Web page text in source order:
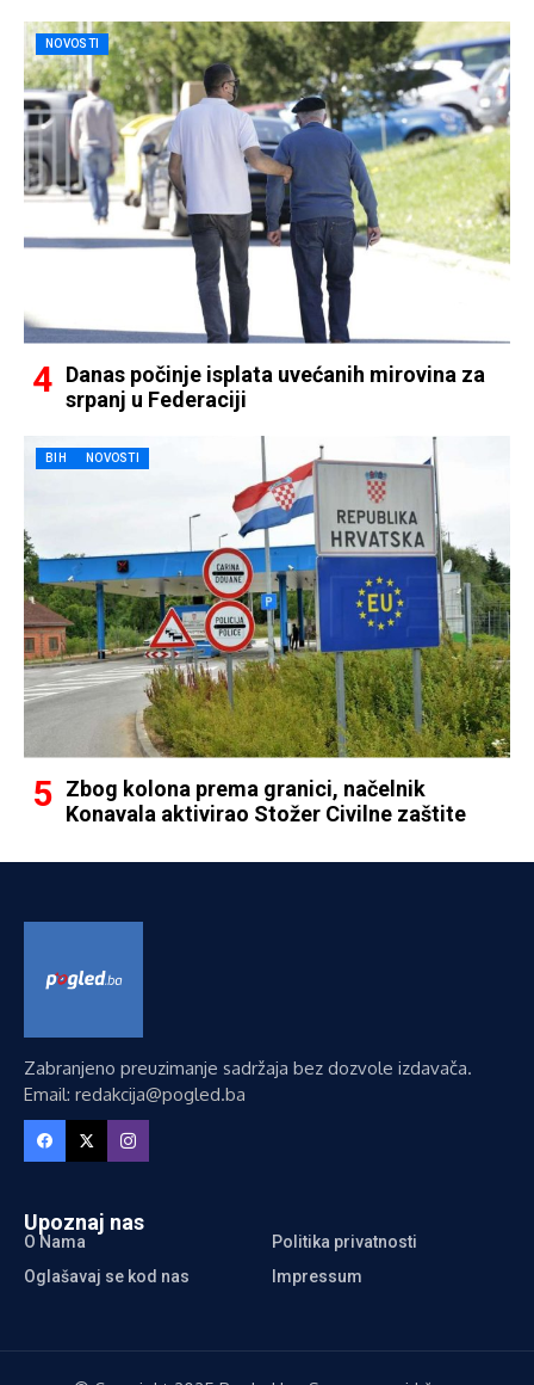
NOVOSTI
Danas počinje isplata uvećanih mirovina za
srpanj u Federaciji
BIH NOVOSTI
Zbog kolona prema granici, načelnik
Konavala aktivirao Stožer Civilne zaštite
Zabranjeno preuzimanje sadržaja bez dozvole izdavača.
Email: redakcija@pogled.ba
Upoznaj nas
O Nama
Politika privatnosti
Oglašavaj se kod nas
Impressum